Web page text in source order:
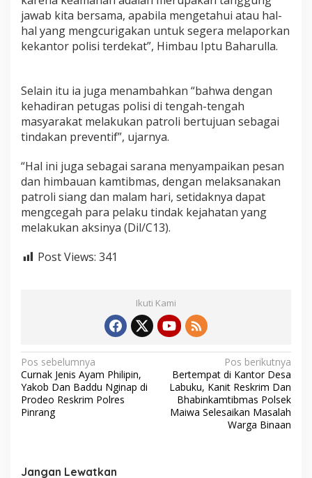
l
a
m
C
a
h
K
e
r
w
a
n
a
n
K
a
m
t
s
jawab kita bersama, apabila mengetahui atau hal-
hal yang mengcurigakan untuk segera melaporkan
kekantor polisi terdekat”, Himbau Iptu Baharulla.
Selain itu ia juga menambahkan “bahwa dengan
kehadiran petugas polisi di tengah-tengah
masyarakat melakukan patroli bertujuan sebagai
tindakan preventif”, ujarnya.
“Hal ini juga sebagai sarana menyampaikan pesan
dan himbauan kamtibmas, dengan melaksanakan
patroli siang dan malam hari, setidaknya dapat
mengcegah para pelaku tindak kejahatan yang
melakukan aksinya (Dil/C13).
Post Views: 341
Ikuti Kami
N
a
v
i
a
Pos sebelumnya
Curnak Jenis Ayam Philipin,
Yakob Dan Baddu Nginap di
Prodeo Reskrim Polres
Pinrang
Pos berikutnya
Bertempat di Kantor Desa
Labuku, Kanit Reskrim Dan
Bhabinkamtibmas Polsek
Maiwa Selesaikan Masalah
Warga Binaan
Jangan Lewatkan